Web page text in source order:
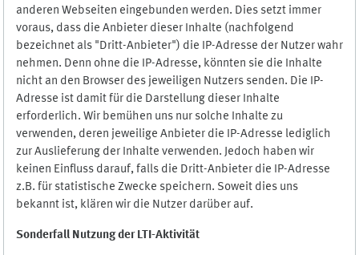
anderen Webseiten eingebunden werden. Dies setzt immer
voraus, dass die Anbieter dieser Inhalte (nachfolgend
bezeichnet als "Dritt-Anbieter") die IP-Adresse der Nutzer wahr
nehmen. Denn ohne die IP-Adresse, könnten sie die Inhalte
nicht an den Browser des jeweiligen Nutzers senden. Die IP-
Adresse ist damit für die Darstellung dieser Inhalte
erforderlich. Wir bemühen uns nur solche Inhalte zu
verwenden, deren jeweilige Anbieter die IP-Adresse lediglich
zur Auslieferung der Inhalte verwenden. Jedoch haben wir
keinen Einfluss darauf, falls die Dritt-Anbieter die IP-Adresse
z.B. für statistische Zwecke speichern. Soweit dies uns
bekannt ist, klären wir die Nutzer darüber auf.
Sonderfall Nutzung der LTI-Aktivität